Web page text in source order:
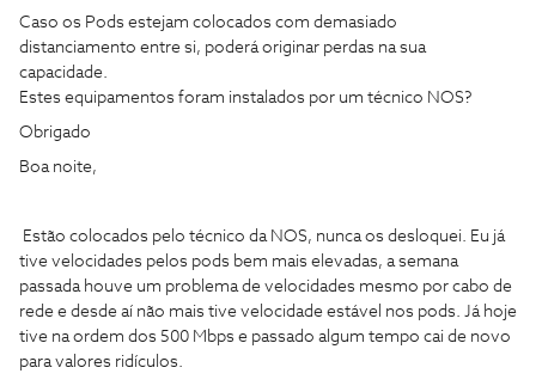
Caso os Pods estejam colocados com demasiado
distanciamento entre si, poderá originar perdas na sua
capacidade.
Estes equipamentos foram instalados por um técnico NOS?
Obrigado
Boa noite,
Estão colocados pelo técnico da NOS, nunca os desloquei. Eu já
tive velocidades pelos pods bem mais elevadas, a semana
passada houve um problema de velocidades mesmo por cabo de
rede e desde aí não mais tive velocidade estável nos pods. Já hoje
tive na ordem dos 500 Mbps e passado algum tempo cai de novo
para valores ridículos.